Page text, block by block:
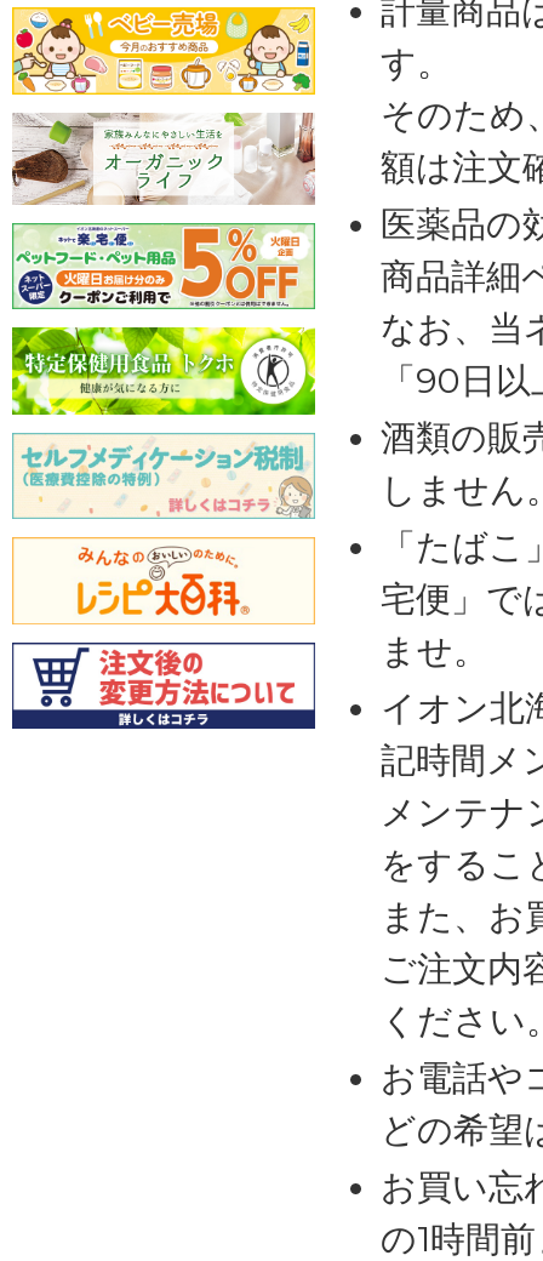
計量商品
す。
そのため
額は注文
医薬品の
商品詳細
なお、当
「90日
酒類の販
しません
「たば
宅便」で
ませ。
イオン北
記時間メ
メンテナ
をするこ
また、お
ご注文内
ください
お電話や
どの希望
お買い忘
の1時間